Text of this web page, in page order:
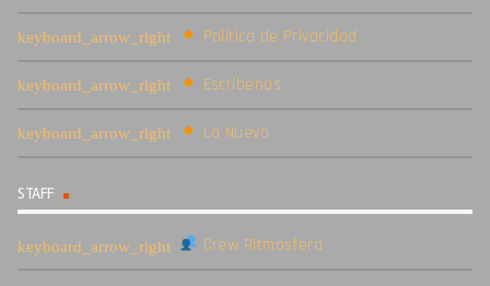
Política de Privacidad
Escríbenos
Lo Nuevo
STAFF
Crew Ritmosfera